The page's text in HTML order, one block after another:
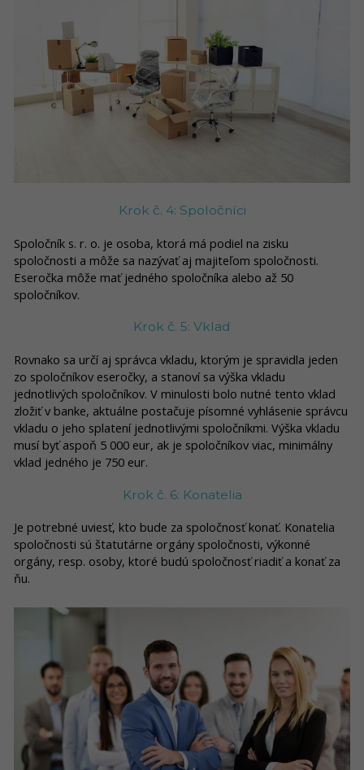
Krok č. 4: Spoločníci
Spoločník s. r. o. je osoba, ktorá má podiel na zisku
spoločnosti a môže sa nazývať aj majiteľom spoločnosti.
Eseročka môže mať jedného spoločníka alebo až 50
spoločníkov.
Krok č. 5: Vklad
Rovnako sa určí aj správca vkladu, ktorým je spravidla jeden
zo spoločníkov eseročky, a stanoví sa výška vkladu
jednotlivých spoločníkov. V minulosti bolo nutné tento vklad
zložiť v banke, aktuálne postačuje písomné vyhlásenie správcu
vkladu o jeho splatení jednotlivými spoločníkmi. Výška vkladu
musí byť aspoň 5 000 eur, ak je spoločníkov viac, minimálny
vklad jedného je 750 eur.
Krok č. 6: Konatelia
Je potrebné uviesť, kto bude za spoločnosť konať. Konatelia
spoločnosti sú štatutárne orgány spoločnosti, výkonné
orgány, resp. osoby, ktoré budú spoločnosť riadiť a konať za
ňu.